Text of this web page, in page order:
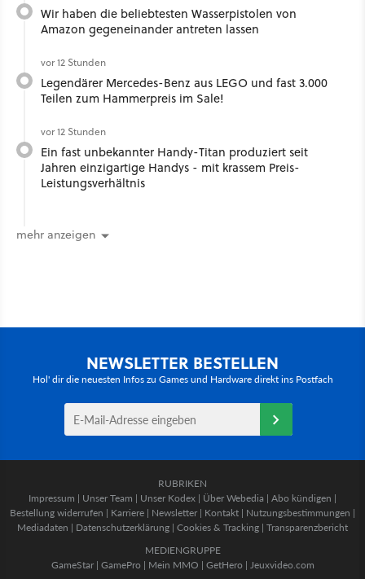
Wir haben die beliebtesten Wasserpistolen von
Amazon gegeneinander antreten lassen
vor 12 Stunden
Legendärer Mercedes-Benz aus LEGO und fast 3.000
Teilen zum Hammerpreis im Sale!
vor 12 Stunden
Ein fast unbekannter Handy-Titan produziert seit
Jahren einzigartige Handys - mit krassem Preis-
Leistungsverhältnis
mehr anzeigen
NEWSLETTER BESTELLEN
Hol' dir die neuesten Infos zu Games und Hardware direkt ins Postfach
RUBRIKEN
Impressum | Unser Team | Unser Kodex | Über Webedia | Abo kündigen |
Bestellung widerrufen | Karriere | Newsletter | Kontakt | Nutzungsbestimmungen |
Mediadaten | Datenschutzerklärung | Cookies & Tracking | Transparenzbericht
MEDIENGRUPPE
GameStar| GamePro | Mein MMO | GetHero | Jeuxvideo.com